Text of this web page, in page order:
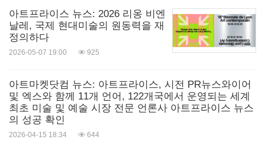
퀴닉스, 디지털 리얼티, 프로로지스, 에브록스, 세스
터스, 오프코어, 미스트랄, BPI 프랑스, 인프라비아,
스케일웨이 같은 기업들이 프랑스에서 1090억 유로
나렌드라 모디(Narendra Modi) 인도 총리가 공동 의
장을 맡은 이번 파리 AI 행동 정상회의에서 마크롱 대
아트프라이스 뉴스: 2026 리옹 비엔
날레, 국제 현대미술의 원동력을 재
정의하다
2026-05-07 19:00 925
아트마켓닷컴 뉴스: 아트프라이스, 시전 PR뉴스와이어
및 엑스와 함께 11개 언어, 122개국에서 운영되는 세계
최초 미술 및 예술 시장 전문 언론사 아트프라이스 뉴스
의 성공 확인
2026-04-15 18:34 644